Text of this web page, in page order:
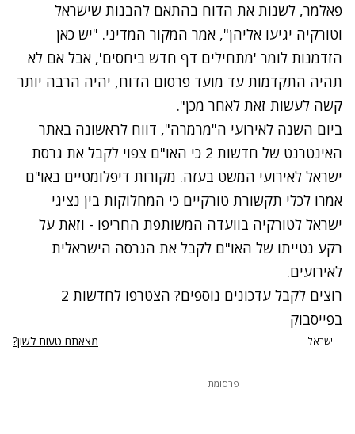
פאלמר, לשנות את הדוח בהתאם להבנות שישראל
וטורקיה יגיעו אליהן", אמר המקור המדיני. "יש כאן
הזדמנות לומר 'מתחילים דף חדש ביחסים', אבל אם לא
תהיה התקדמות עד מועד פרסום הדוח, יהיה הרבה יותר
קשה לעשות זאת לאחר מכן".
ביום השנה לאירועי ה"מרמרה", דווח לראשונה באתר
האינטרנט של חדשות 2 כי האו"ם צפוי לקבל את גרסת
ישראל לאירועי המשט בעזה. מקורות דיפלומטיים באו"ם
אמרו לכלי תקשורת טורקיים כי המחלוקות בין נציגי
ישראל לטורקיה בוועדה המשותפת החריפו - וזאת על
רקע נטייתו של האו"ם לקבל את הגרסה הישראלית
לאירועים.
רוצים לקבל עדכונים נוספים? הצטרפו לחדשות 2
בפייסבוק
ישראל מצאתם טעות לשון?
פרסומת